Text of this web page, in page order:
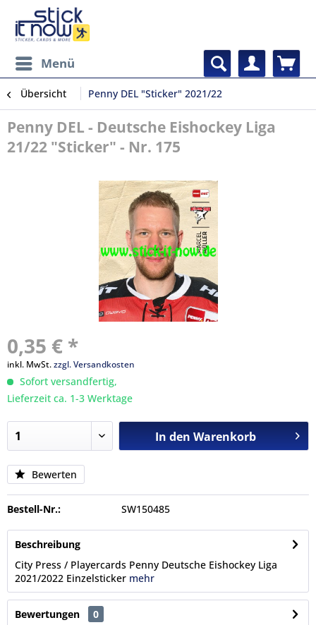
Menü
Übersicht Penny DEL "Sticker" 2021/22
Penny DEL - Deutsche Eishockey Liga
21/22 "Sticker" - Nr. 175
0,35 € *
inkl. MwSt.zzgl. Versandkosten
Sofort versandfertig,
Lieferzeit ca. 1-3 Werktage
In den Warenkorb
Bewerten
Bestell-Nr.: SW150485
Beschreibung
City Press / Playercards Penny Deutsche Eishockey Liga
2021/2022 Einzelsticker mehr
Bewertungen
0